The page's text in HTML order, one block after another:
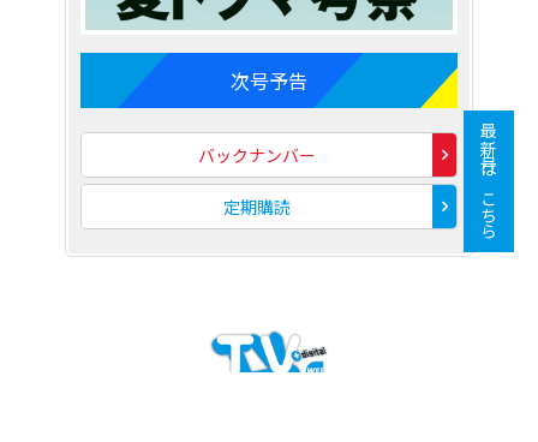
次号予告
バックナンバー
定期購読 最新号はこちら